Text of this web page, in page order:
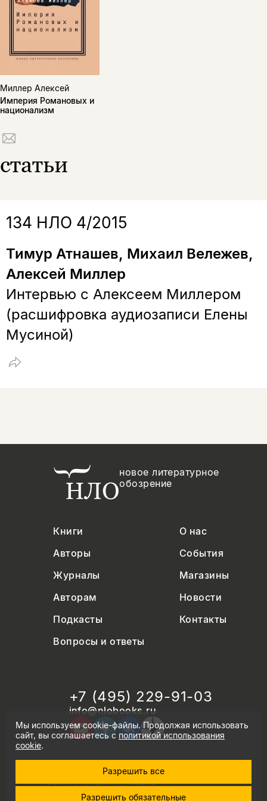
Миллер Алексей
Империя Романовых и
национализм
статьи
134 НЛО 4/2015
Тимур Атнашев, Михаил Вележев,
Алексей Миллер
Интервью с Алексеем Миллером
(расшифровка аудиозаписи Елены
Мусиной)
новое литературное
обозрение
Книги
О нас
Авторы
События
Журналы
Магазины
Авторам
Новости
Подкасты
Контакты
Вопросы и ответы
+7 (495) 229-91-03
info@nlobooks.ru
© Новое литературное обозрение. 2026
правила продажи товаров
ссылку
Мы используем cookie-файлы. Продолжая использовать
сайт, вы соглашаетесь сполитикой использования
cookie.
Разрешить все
Разрешить обязательные